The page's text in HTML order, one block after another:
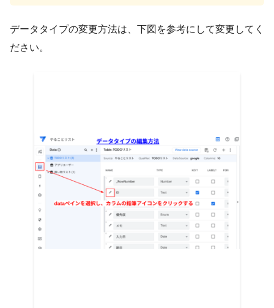
データタイプの変更方法は、下図を参考にして変更してく
ださい。